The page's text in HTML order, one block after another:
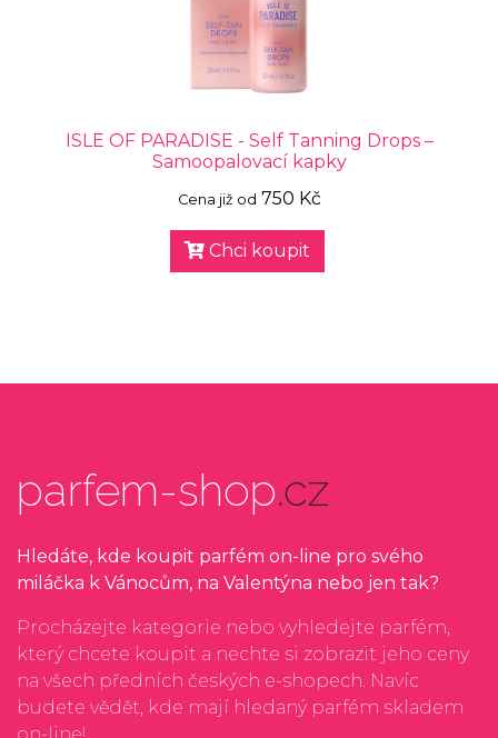
ISLE OF PARADISE - Self Tanning Drops –
Samoopalovací kapky
Cena již od 750 Kč
Chci koupit
parfem-shop.cz
Hledáte, kde koupit parfém on-line pro svého
miláčka k Vánocům, na Valentýna nebo jen tak?
Procházejte kategorie nebo vyhledejte parfém,
který chcete koupit a nechte si zobrazit jeho ceny
na všech předních českých e-shopech. Navíc
budete vědět, kde mají hledaný parfém skladem